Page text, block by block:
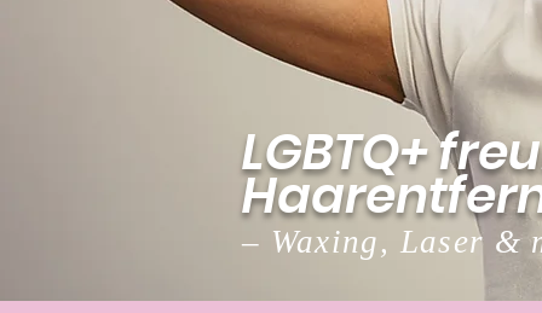
LGBTQ+
– Waxing, Laser &